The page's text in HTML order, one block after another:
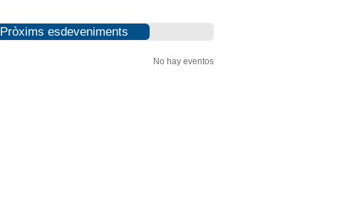
Pròxims esdeveniments
No hay eventos